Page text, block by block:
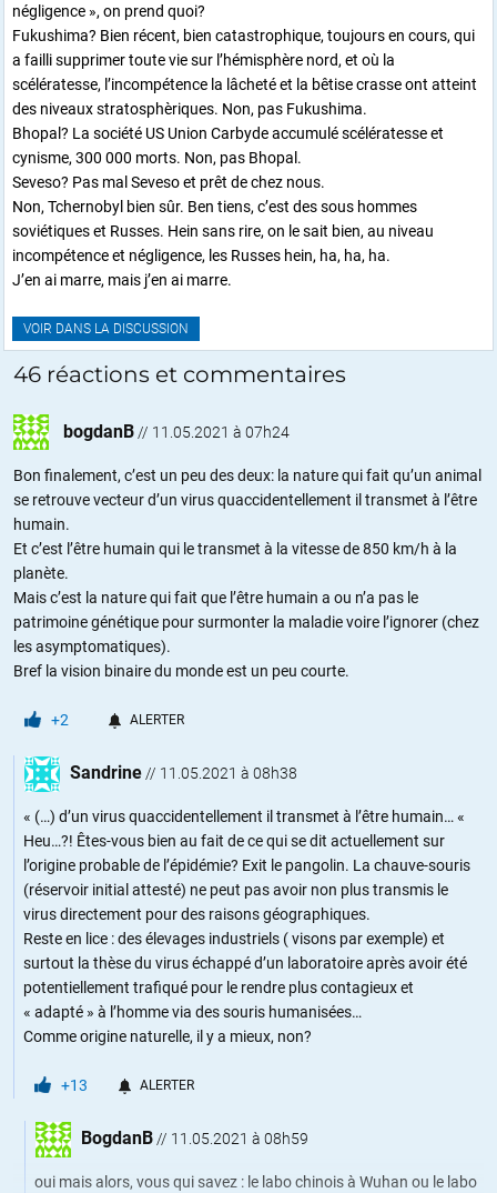
négligence », on prend quoi?
Fukushima? Bien récent, bien catastrophique, toujours en cours, qui
a failli supprimer toute vie sur l’hémisphère nord, et où la
scélératesse, l’incompétence la lâcheté et la bêtise crasse ont atteint
des niveaux stratosphèriques. Non, pas Fukushima.
Bhopal? La société US Union Carbyde accumulé scélératesse et
cynisme, 300 000 morts. Non, pas Bhopal.
Seveso? Pas mal Seveso et prêt de chez nous.
Non, Tchernobyl bien sûr. Ben tiens, c’est des sous hommes
soviétiques et Russes. Hein sans rire, on le sait bien, au niveau
incompétence et négligence, les Russes hein, ha, ha, ha.
J’en ai marre, mais j’en ai marre.
VOIR DANS LA DISCUSSION
46 réactions et commentaires
bogdanB // 11.05.2021 à 07h24
Bon finalement, c’est un peu des deux: la nature qui fait qu’un animal
se retrouve vecteur d’un virus quaccidentellement il transmet à l’être
humain.
Et c’est l’être humain qui le transmet à la vitesse de 850 km/h à la
planète.
Mais c’est la nature qui fait que l’être humain a ou n’a pas le
patrimoine génétique pour surmonter la maladie voire l’ignorer (chez
les asymptomatiques).
Bref la vision binaire du monde est un peu courte.
+2 ALERTER
Sandrine // 11.05.2021 à 08h38
« (…) d’un virus quaccidentellement il transmet à l’être humain… «
Heu…?! Êtes-vous bien au fait de ce qui se dit actuellement sur
l’origine probable de l’épidémie? Exit le pangolin. La chauve-souris
(réservoir initial attesté) ne peut pas avoir non plus transmis le
virus directement pour des raisons géographiques.
Reste en lice : des élevages industriels ( visons par exemple) et
surtout la thèse du virus échappé d’un laboratoire après avoir été
potentiellement trafiqué pour le rendre plus contagieux et
« adapté » à l’homme via des souris humanisées…
Comme origine naturelle, il y a mieux, non?
+13 ALERTER
BogdanB // 11.05.2021 à 08h59
oui mais alors, vous qui savez : le labo chinois à Wuhan ou le labo